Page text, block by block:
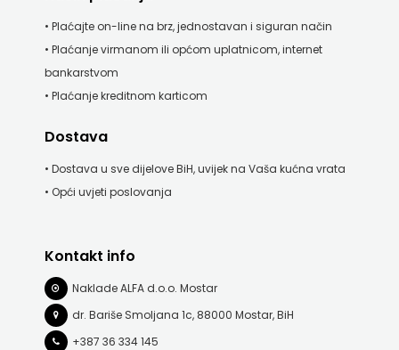
ZAGREB
Twins
GLUTEN
HNŽ
V.B.Z.
• Plaćajte on-line na brz, jednostavan i siguran način
• Plaćanje virmanom ili općom uplatnicom, internet
bankarstvom
• Plaćanje kreditnom karticom
Dostava
• Dostava u sve dijelove BiH, uvijek na Vaša kućna vrata
• Opći uvjeti poslovanja
Kontakt info
Naklade ALFA d.o.o. Mostar
dr. Bariše Smoljana 1c, 88000 Mostar, BiH
+387 36 334 145